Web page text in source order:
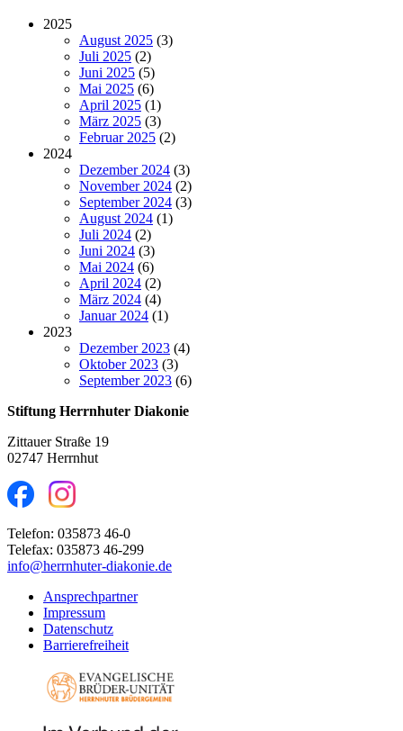
2025
August 2025 (3)
Juli 2025 (2)
Juni 2025 (5)
Mai 2025 (6)
April 2025 (1)
März 2025 (3)
Februar 2025 (2)
2024
Dezember 2024 (3)
November 2024 (2)
September 2024 (3)
August 2024 (1)
Juli 2024 (2)
Juni 2024 (3)
Mai 2024 (6)
April 2024 (2)
März 2024 (4)
Januar 2024 (1)
2023
Dezember 2023 (4)
Oktober 2023 (3)
September 2023 (6)
Stiftung Herrnhuter Diakonie
Zittauer Straße 19
02747 Herrnhut
Telefon: 035873 46-0
Telefax: 035873 46-299
info@herrnhuter-diakonie.de
Ansprechpartner
Impressum
Datenschutz
Barrierefreiheit